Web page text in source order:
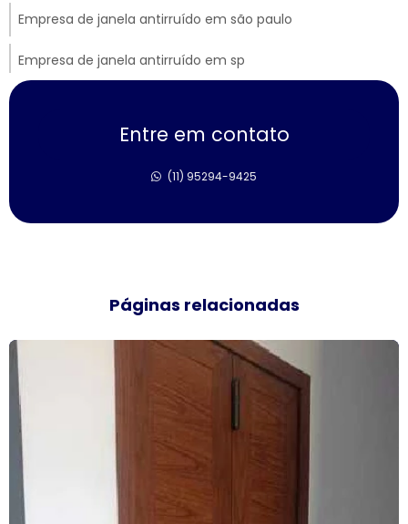
Empresa de janela antirruído em são paulo
Empresa de janela antirruído em sp
Empresa de janela sobreposta de giro
Empresa de janela sobreposta de giro em sp
Empresa de janela vidro multilaminado
Empresas de esquadrias de alumínio sp
Esquadria de alumínio amadeirado
Esquadria alumínio janela preço
Esquadria de alumínio preço metro
Esquadria com persiana
Esquadrias acústicas
Entre em contato
(11) 95294-9425
Páginas relacionadas